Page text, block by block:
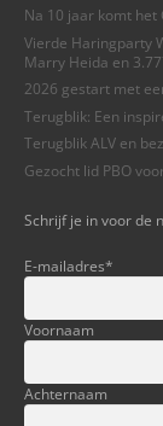
Na 10 jaar komt
Vierde Haringparty
Marry Heida en
2026 gestart met
Terugblik: Een
Terugblik ALV en
Gezocht lid PBO
Schrijf je in voor de
E-mailadres*
Voornaam
Achternaam